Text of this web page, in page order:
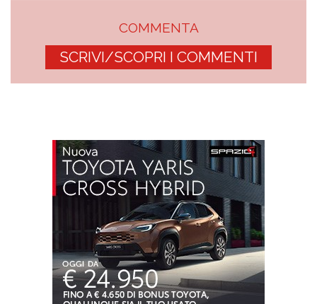
COMMENTA
SCRIVI/SCOPRI I COMMENTI